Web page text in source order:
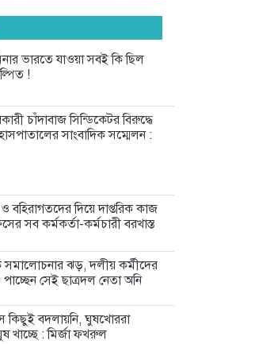
ভারতে যাওয়া সবই কি ছিল
!
চাঁদাবাজ সিন্ডিকেটর বিরুদ্ধে
সাংবাদিক সম্মেলন :
বহিরাগতদের দিয়ে দাপ্তরিক কাজ
সব কর্মকর্তা-কর্মচারী বরখাস্ত
ঝড়, দলীয় কর্মীদের
পাচ্ছেন সেই ছাত্রদল নেতা অনি
কিছুই বদলায়নি, ঘুষখোররা
খাচ্ছে : মির্জা ফখরুল